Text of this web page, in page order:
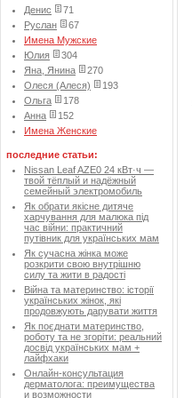
Денис
71
Руслан
67
Имена Мужские
Юлия
304
Яна, Янина
270
Олеся (Алеся)
193
Ольга
178
Анна
152
Имена Женские
последние статьи:
Nissan Leaf AZE0 24 кВт·ч —
твой тёплый и надёжный
семейный электромобиль
Як обрати якісне дитяче
харчування для малюка під
час війни: практичний
путівник для українських мам
Як сучасна жінка може
розкрити свою внутрішню
силу та жити в радості
Війна та материнство: історії
українських жінок, які
продовжують дарувати життя
Як поєднати материнство,
роботу та не згоріти: реальний
досвід українських мам +
лайфхаки
Онлайн-консультация
дерматолога: преимущества
и возможности